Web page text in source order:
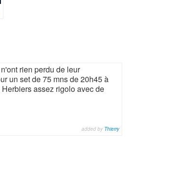
rien perdu de leur
un set de 75 mns de 20h45 à
assez rigolo avec de
added by Thierry